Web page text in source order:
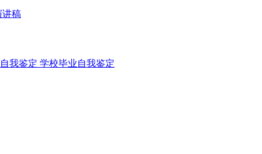
讲稿
我鉴定 学校毕业自我鉴定